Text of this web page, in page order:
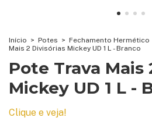
Início > Potes > Fechamento Hermético
Mais 2 Divisórias Mickey UD 1 L - Branco
Pote Trava Mais
Mickey UD 1 L -
Clique e veja!